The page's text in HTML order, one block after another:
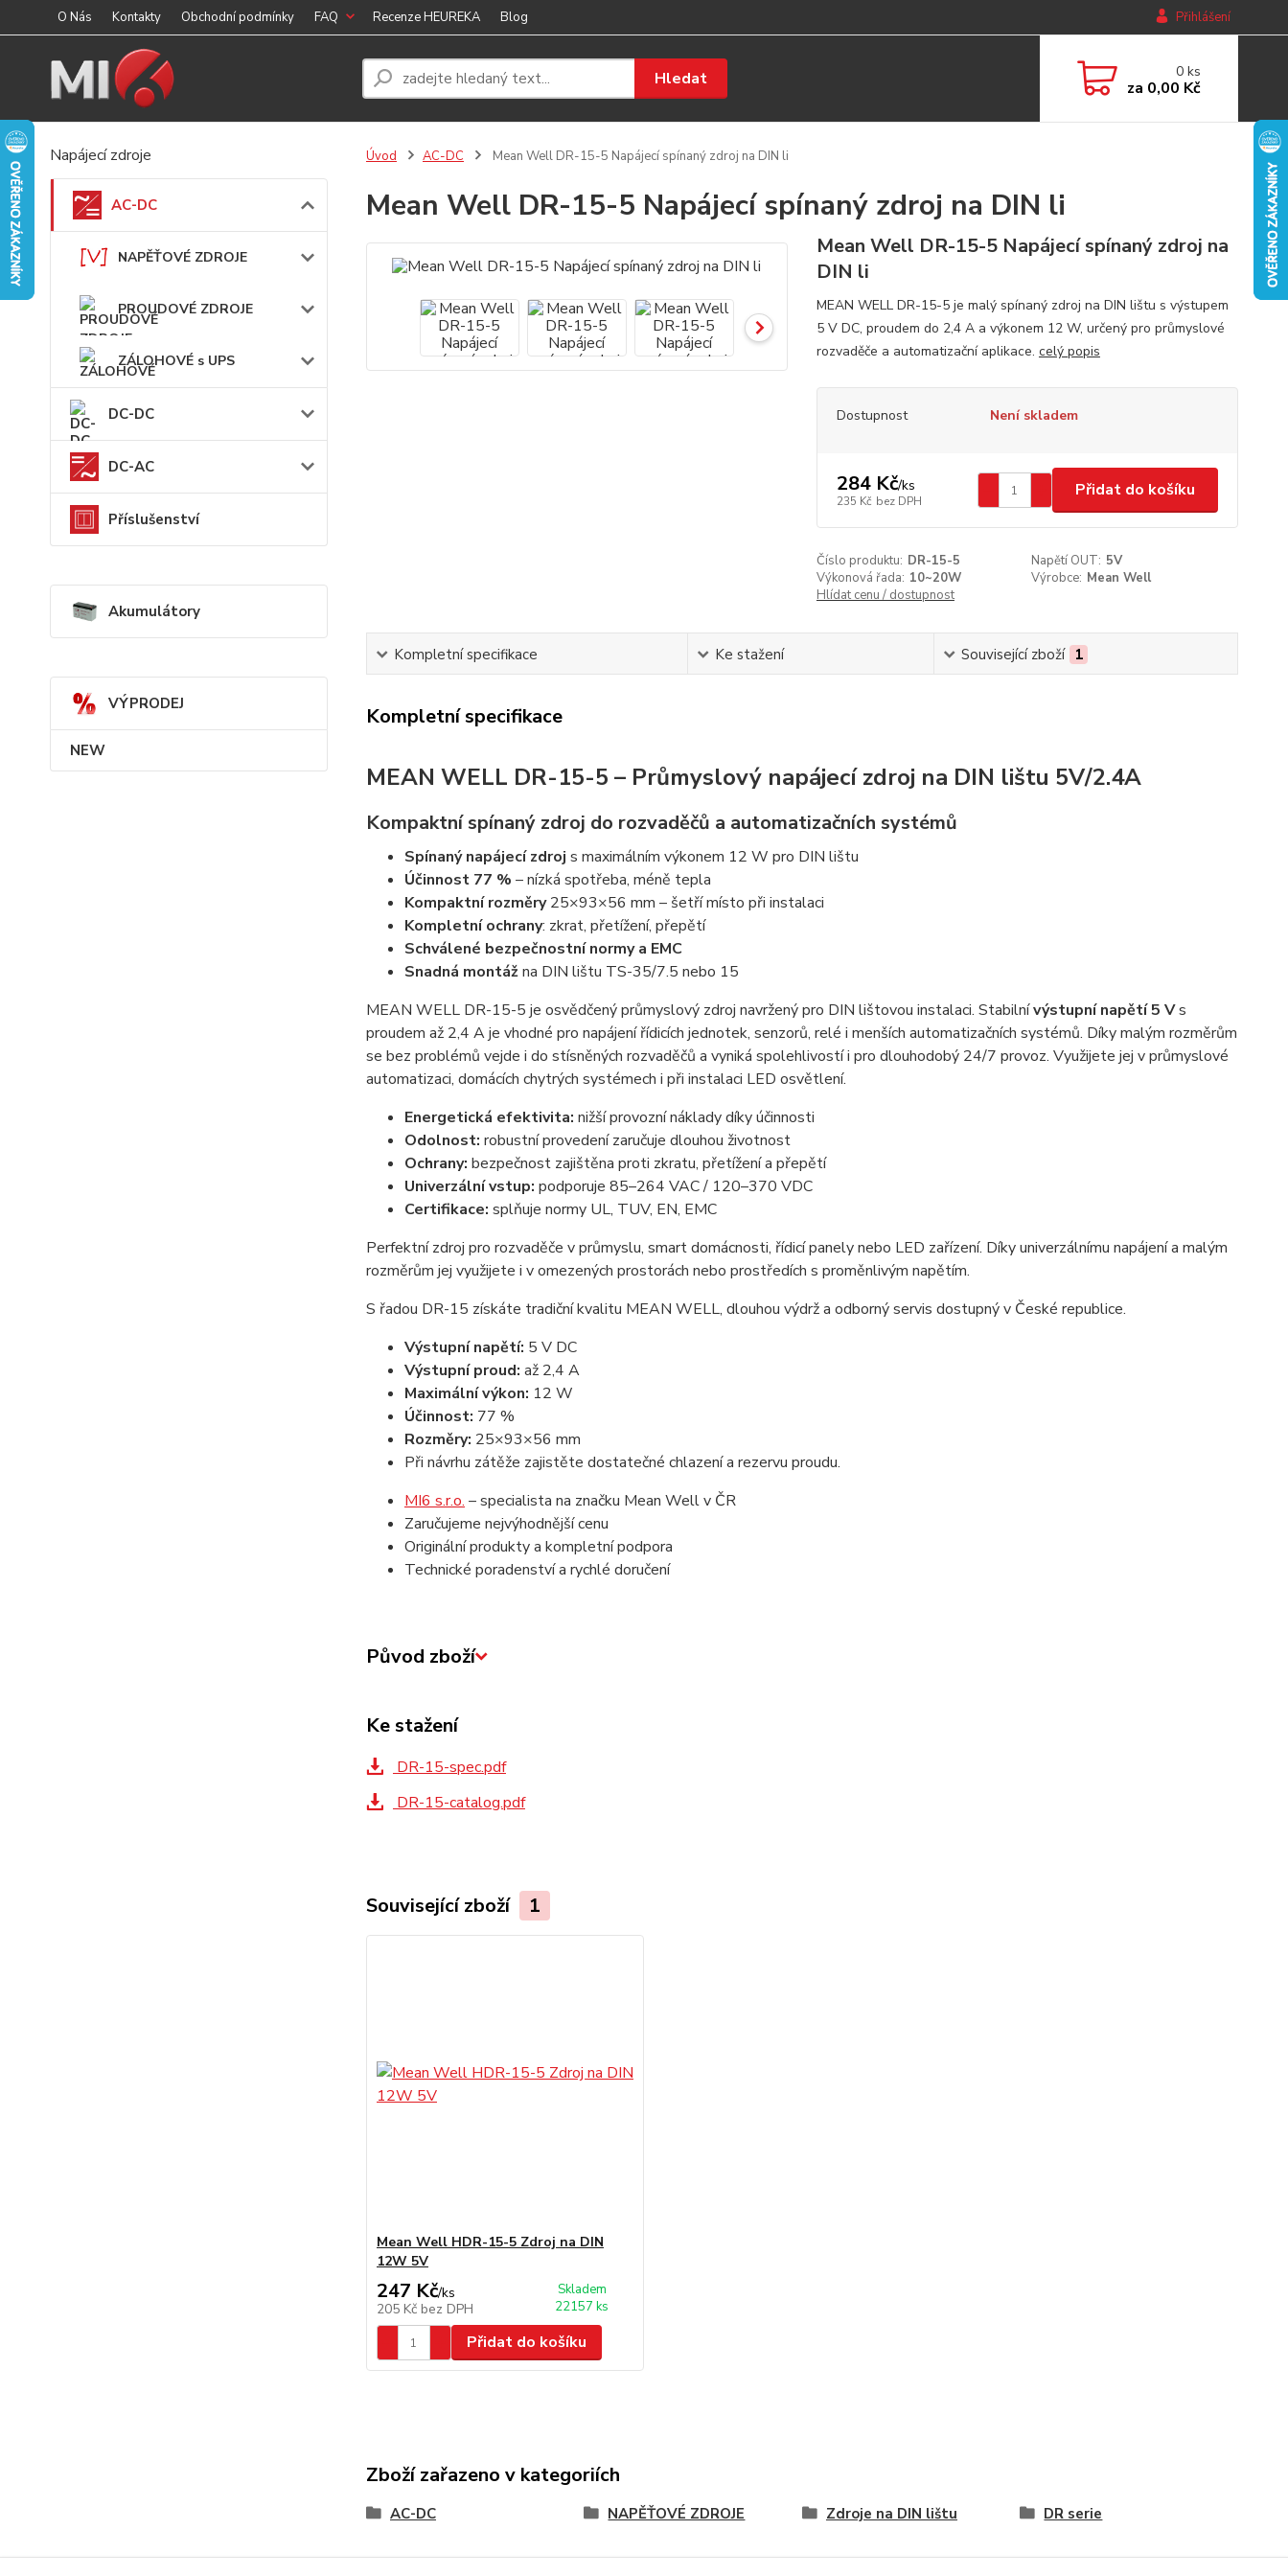
O Nás Kontakty Obchodní podmínky FAQ Recenze HEUREKA Blog Přihlášení
Hledat 0ks
za 0,00 Kč
Napájecí zdroje
AC-DC
NAPĚŤOVÉ ZDROJE
PROUDOVÉ ZDROJE
ZÁLOHOVÉ s UPS
DC-DC
DC-AC
Příslušenství
Akumulátory
VÝPRODEJ
NEW
Úvod AC-DC Mean Well DR-15-5 Napájecí spínaný zdroj na DIN li
Mean Well DR-15-5 Napájecí spínaný zdroj na DIN li
Mean Well DR-15-5 Napájecí spínaný zdroj na
DIN li
MEAN WELL DR-15-5 je malý spínaný zdroj na DIN lištu s výstupem
5 V DC, proudem do 2,4 A a výkonem 12 W, určený pro průmyslové
rozvaděče a automatizační aplikace. celý popis
Dostupnost Není skladem
284 Kč/ks
235 Kč bez DPH
Přidat do košíku
Číslo produktu: DR-15-5 Napětí OUT: 5V
Výkonová řada: 10~20W Výrobce: Mean Well
Hlídat cenu / dostupnost
Kompletní specifikace Ke stažení Související zboží 1
Kompletní specifikace
MEAN WELL DR-15-5 – Průmyslový napájecí zdroj na DIN lištu 5V/2.4A
Kompaktní spínaný zdroj do rozvaděčů a automatizačních systémů
Spínaný napájecí zdroj s maximálním výkonem 12 W pro DIN lištu
Účinnost 77 % – nízká spotřeba, méně tepla
Kompaktní rozměry25×93×56 mm – šetří místo při instalaci
Kompletní ochrany: zkrat, přetížení, přepětí
Schválené bezpečnostní normy a EMC
Snadná montážna DIN lištu TS-35/7.5 nebo 15
MEAN WELL DR-15-5 je osvědčený průmyslový zdroj navržený pro DIN lištovou instalaci. Stabilnívýstupní napětí 5 Vs
proudem až 2,4 A je vhodné pro napájení řídicích jednotek, senzorů, relé i menších automatizačních systémů. Díky malým rozměrům
se bez problémů vejde i do stísněných rozvaděčů a vyniká spolehlivostí i pro dlouhodobý 24/7 provoz. Využijete jej v průmyslové
automatizaci, domácích chytrých systémech i při instalaci LED osvětlení.
Energetická efektivita: nižší provozní náklady díky účinnosti
Odolnost: robustní provedení zaručuje dlouhou životnost
Ochrany: bezpečnost zajištěna proti zkratu, přetížení a přepětí
Univerzální vstup: podporuje 85–264 VAC / 120–370 VDC
Certifikace: splňuje normy UL, TUV, EN, EMC
Perfektní zdroj pro rozvaděče v průmyslu, smart domácnosti, řídicí panely nebo LED zařízení. Díky univerzálnímu napájení a malým
rozměrům jej využijete i v omezených prostorách nebo prostředích s proměnlivým napětím.
S řadou DR-15 získáte tradiční kvalitu MEAN WELL, dlouhou výdrž a odborný servis dostupný v České republice.
Výstupní napětí: 5 V DC
Výstupní proud: až 2,4 A
Maximální výkon: 12 W
Účinnost: 77 %
Rozměry: 25×93×56 mm
Při návrhu zátěže zajistěte dostatečné chlazení a rezervu proudu.
MI6 s.r.o. – specialista na značku Mean Well v ČR
Zaručujeme nejvýhodnější cenu
Originální produkty a kompletní podpora
Technické poradenství a rychlé doručení
Původ zboží
Ke stažení
DR-15-spec.pdf
DR-15-catalog.pdf
Související zboží 1
Mean Well HDR-15-5 Zdroj na DIN
12W 5V
247 Kč/ks
205 Kč bez DPH
Skladem
22157 ks
Přidat do košíku
Zboží zařazeno v kategoriích
AC-DC NAPĚŤOVÉ ZDROJE Zdroje na DIN lištu DR serie